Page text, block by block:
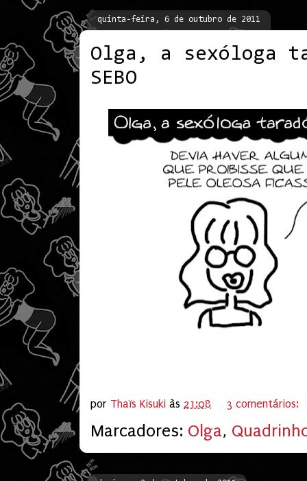
quinta-feira, 6 de outubro de 2011
Olga, a sexóloga
SEBO
por Thaïs Kisuki às 21:08 3 comentários:
Marcadores: Olga,